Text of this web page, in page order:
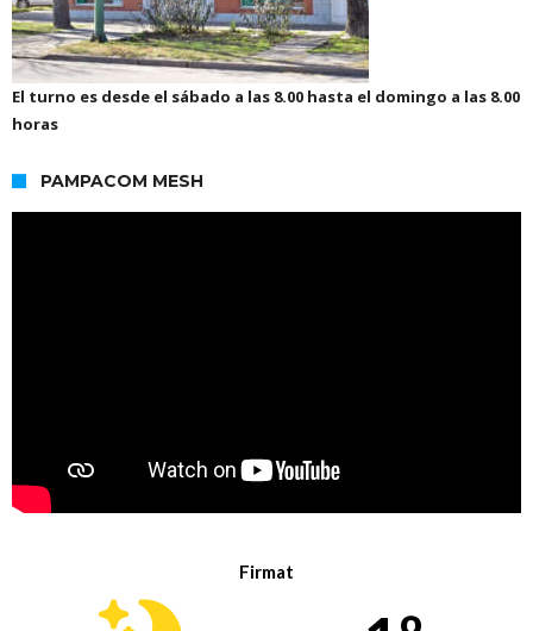
El turno es desde el sábado a las 8.00 hasta el domingo a las 8.00
horas
PAMPACOM MESH
Firmat